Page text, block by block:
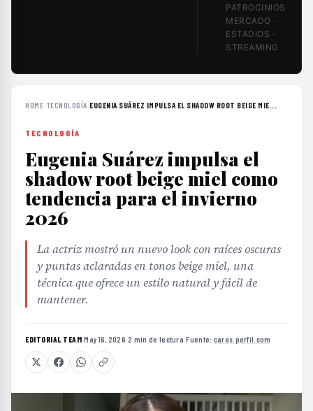
PATROCINIOS ·
MERCADO ·
ESTADIOS ·
STREAMING
HOME› TECNOLOGÍA›EUGENIA SUÁREZ IMPULSA EL SHADOW ROOT BEIGE MIE...
TECNOLOGÍA
Eugenia Suárez impulsa el
shadow root beige miel como
tendencia para el invierno
2026
La actriz mostró un nuevo look con raíces oscuras
y puntas aclaradas en tonos beige miel, una
técnica que ofrece un estilo natural y fácil de
mantener.
EDITORIAL TEAM·May 16, 2026·2 min de lectura·Fuente: caras.perfil.com